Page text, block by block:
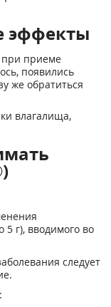
эффекты
приеме
появились
же обратиться
влагалища,
5 г), вводимого во
следует